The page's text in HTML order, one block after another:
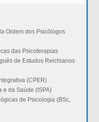
Ordem dos Psicólogos
das Psicoterapias
de Estudos Reichianos
(CPER)
e da Saúde (ISPA)
de Psicologia (BSc,